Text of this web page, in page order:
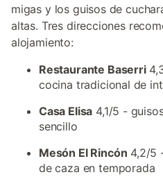
migas y los guisos de
altas. Tres direcciones
alojamiento:
Restaurante Baserri
cocina tradicional de
Casa Elisa 4,1/5 -
sencillo
Mesón El Rincón 4,2/5
de caza en temporada